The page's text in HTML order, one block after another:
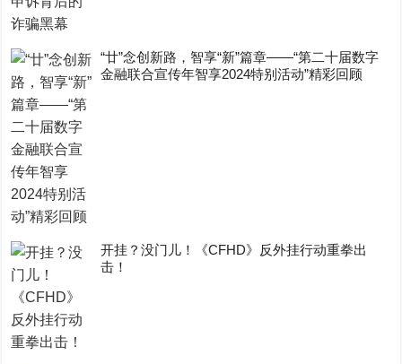
“廿”念创新路，智享“新”篇章——“第二十届数字
金融联合宣传年智享2024特别活动”精彩回顾
开挂？没门儿！《CFHD》反外挂行动重拳出
击！